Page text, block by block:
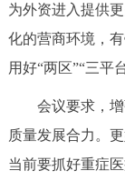
为外资进入提供
化的营商环境，
用好“两区”“三平
会议要求，增
质量发展合力。
当前要抓好重症